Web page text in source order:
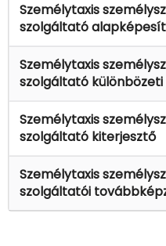
Személytaxis
szolgáltató
Személytaxis
szolgáltató
Személytaxis
szolgáltató kiterjesztő
Személytaxis
szolgáltatói